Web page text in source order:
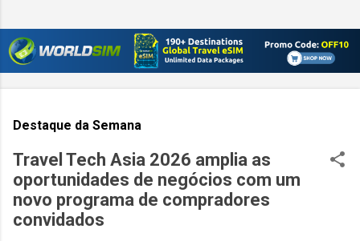
CONTATO
Destaque da Semana
Travel Tech Asia 2026 amplia as
oportunidades de negócios com um
novo programa de compradores
convidados